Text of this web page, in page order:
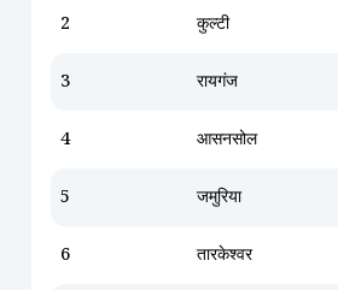
2 कुल्टी
3 रायगंज
4 आसनसोल
5 जमुरिया
6 तारकेश्वर